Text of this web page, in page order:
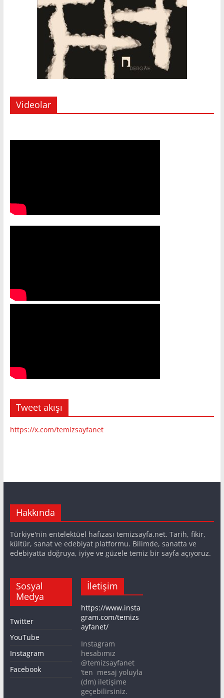
Videolar
Tweet akışı
https://x.com/temizsayfanet
Hakkında
Türkiye'nin entelektüel hafızası temizsayfa.net. Tarih, fikir,
kültür, sanat ve edebiyat platformu. Bilimde, sanatta ve
edebiyatta doğruya, iyiye ve güzele temiz bir sayfa açıyoruz.
Sosyal
Medya
Twitter
YouTube
Instagram
Facebook
İletişim
https://www.insta
gram.com/temizs
ayfanet/
Instagram
hesabımız
@temizsayfanet
‘ten mesaj yoluyla
(dm) iletişime
geçebilirsiniz.